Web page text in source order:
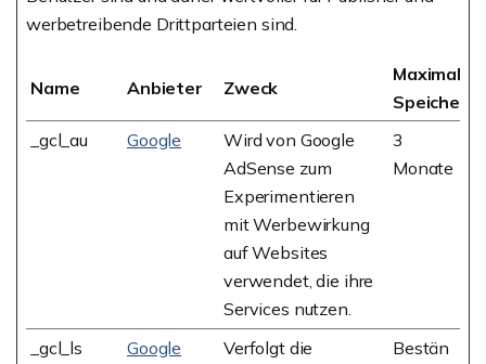
werbetreibende Drittparteien sind.
Name Anbieter Zweck
Maximale
_gcl_au
Google
Wird von Google
AdSense zum
Experimentieren
mit Werbewirkung
auf Websites
verwendet, die ihre
Services nutzen.
3
Monate
_gcl_ls Google
Verfolgt die
Bestän